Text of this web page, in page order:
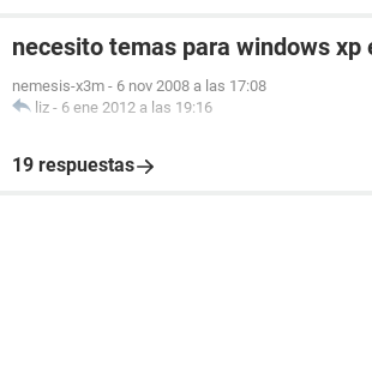
necesito temas para windows xp
nemesis-x3m - 6 nov 2008 a las 17:08
liz - 6 ene 2012 a las 19:16
19 respuestas